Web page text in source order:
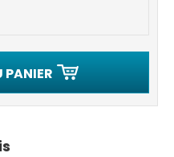
PANIER